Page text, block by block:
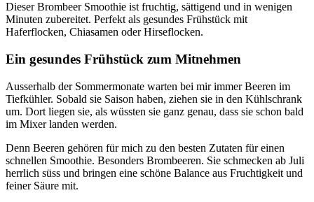
Dieser Brombeer Smoothie ist fruchtig, sättigend und in wenigen
Minuten zubereitet. Perfekt als gesundes Frühstück mit
Haferflocken, Chiasamen oder Hirseflocken.
Ein gesundes Frühstück zum Mitnehmen
Ausserhalb der Sommermonate warten bei mir immer Beeren im
Tiefkühler. Sobald sie Saison haben, ziehen sie in den Kühlschrank
um. Dort liegen sie, als wüssten sie ganz genau, dass sie schon bald
im Mixer landen werden.
Denn Beeren gehören für mich zu den besten Zutaten für einen
schnellen Smoothie. Besonders Brombeeren. Sie schmecken ab Juli
herrlich süss und bringen eine schöne Balance aus Fruchtigkeit und
feiner Säure mit.